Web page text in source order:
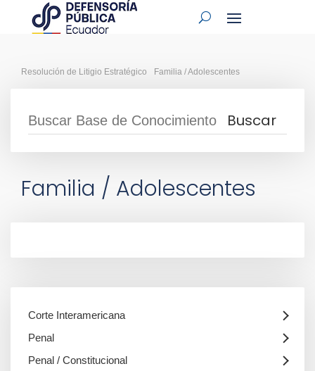
Resolución de Litigio Estratégico Familia / Adolescentes
Familia / Adolescentes
Corte Interamericana
Penal
Penal / Constitucional